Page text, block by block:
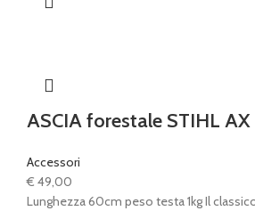
ASCIA forestale STIHL AX
Accessori
€ 49,00
Lunghezza 60cm peso testa 1kg Il